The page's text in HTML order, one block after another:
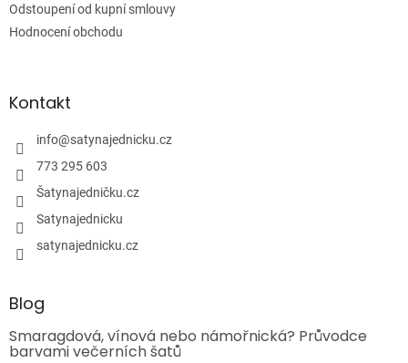
Odstoupení od kupní smlouvy
Hodnocení obchodu
Kontakt
info@satynajednicku.cz
773 295 603
Šatynajedničku.cz
Satynajednicku
satynajednicku.cz
Blog
Smaragdová, vínová nebo námořnická? Průvodce
barvami večerních šatů